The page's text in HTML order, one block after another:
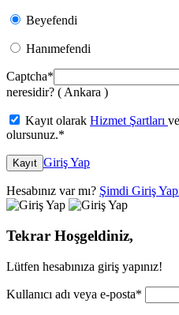
Beyefendi
Hanımefendi
Captcha*
neresidir? ( Ankara )
Kayıt olarak Hizmet Şartları ve
olursunuz.*
Kayıt Giriş Yap
Hesabınız var mı? Şimdi Giriş
Tekrar Hoşgeldiniz,
Lütfen hesabınıza giriş yapınız!
Kullanıcı adı veya e-posta*